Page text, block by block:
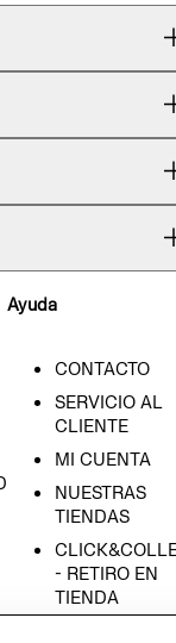
Ayuda
CONTACTO
SERVICIO AL
CLIENTE
MI CUENTA
NUESTRAS
TIENDAS
- RETIRO EN
TIENDA